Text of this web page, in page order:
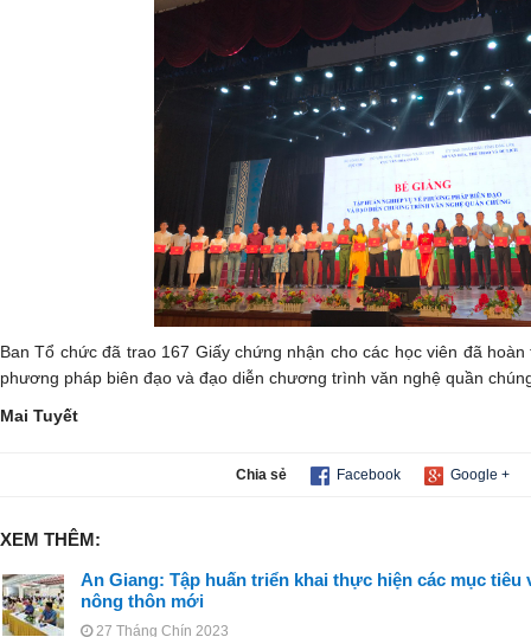
Ban Tổ chức đã trao 167 Giấy chứng nhận cho các học viên đã
phương pháp biên đạo và đạo diễn chương trình văn nghệ quần
Mai Tuyết
Chia sẻ Facebook Google +
XEM THÊM:
An Giang: Tập huấn triển khai thực hiện các mục tiêu
nông thôn mới
27 Tháng Chín 2023